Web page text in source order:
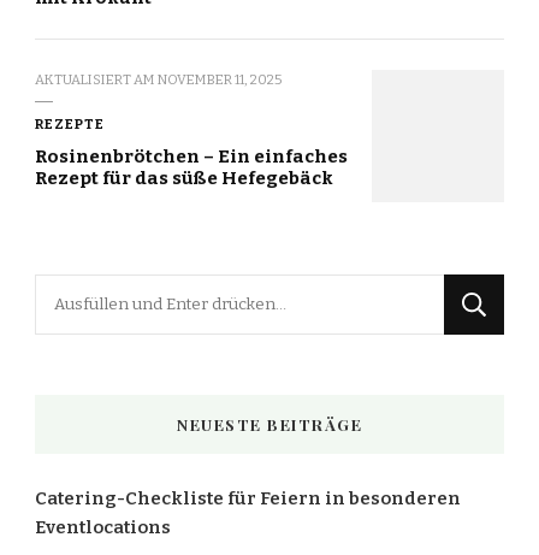
AKTUALISIERT AM NOVEMBER 11, 2025
REZEPTE
Rosinenbrötchen – Ein einfaches
Rezept für das süße Hefegebäck
NEUESTE BEITRÄGE
Catering-Checkliste für Feiern in besonderen
Eventlocations